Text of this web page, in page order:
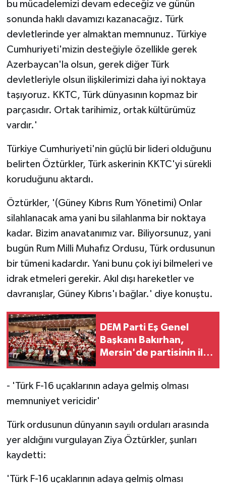
bu mücadelemizi devam edeceğiz ve günün
sonunda haklı davamızı kazanacağız. Türk
devletlerinde yer almaktan memnunuz. Türkiye
Cumhuriyeti'mizin desteğiyle özellikle gerek
Azerbaycan'la olsun, gerek diğer Türk
devletleriyle olsun ilişkilerimizi daha iyi noktaya
taşıyoruz. KKTC, Türk dünyasının kopmaz bir
parçasıdır. Ortak tarihimiz, ortak kültürümüz
vardır.'
Türkiye Cumhuriyeti'nin güçlü bir lideri olduğunu
belirten Öztürkler, Türk askerinin KKTC'yi sürekli
koruduğunu aktardı.
Öztürkler, '(Güney Kıbrıs Rum Yönetimi) Onlar
silahlanacak ama yani bu silahlanma bir noktaya
kadar. Bizim anavatanımız var. Biliyorsunuz, yani
bugün Rum Milli Muhafız Ordusu, Türk ordusunun
bir tümeni kadardır. Yani bunu çok iyi bilmeleri ve
idrak etmeleri gerekir. Akıl dışı hareketler ve
davranışlar, Güney Kıbrıs'ı bağlar.' diye konuştu.
DEM Parti Eş Genel
Başkanı Bakırhan,
Mersin'de partisinin il
- 'Türk F-16 uçaklarının adaya gelmiş olması
memnuniyet vericidir'
Türk ordusunun dünyanın sayılı orduları arasında
yer aldığını vurgulayan Ziya Öztürkler, şunları
kaydetti:
'Türk F-16 uçaklarının adaya gelmiş olması